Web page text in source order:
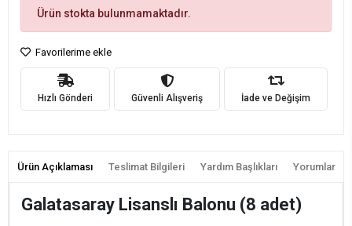
Ürün stokta bulunmamaktadır.
Favorilerime ekle
Hızlı Gönderi Güvenli Alışveriş İade ve Değişim
Ürün Açıklaması Teslimat Bilgileri Yardım Başlıkları Yorumlar
Galatasaray Lisanslı Balonu (8 adet)